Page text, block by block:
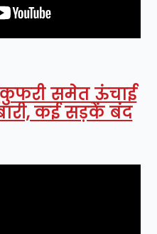
कुफरी समेत ऊंचाई
कई सड़कें बंद